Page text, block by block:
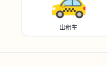
出租车